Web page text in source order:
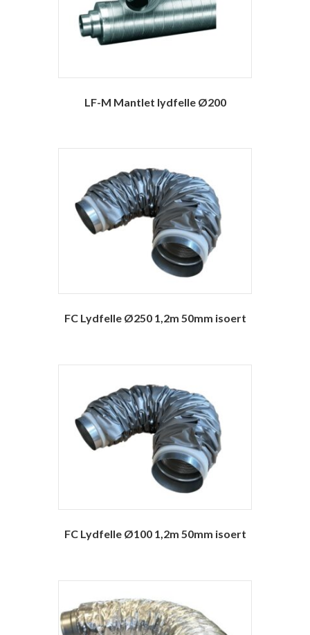
LF-M Mantlet lydfelle Ø200
FC Lydfelle Ø250 1,2m 50mm isoert
FC Lydfelle Ø100 1,2m 50mm isoert